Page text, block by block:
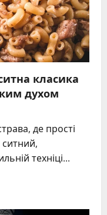
класика
духом
де прості
техніці...